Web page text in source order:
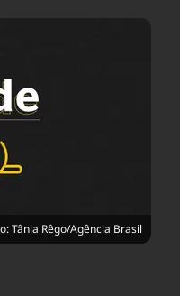
Política
Saúde
Tempo
Tânia Rêgo/Agência Brasil